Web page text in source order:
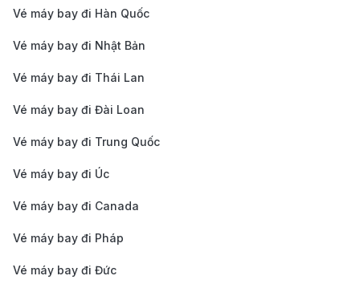
tháng 9 - tháng 11. Ngược lại, mùa thấp điểm có
dừng thường có giá rẻ hơn so với chuyến bay có ít
điểm dừng. Tuy nhiên, tổng thời gian bay sẽ dài
hơn, nên bạn cần cân nhắc giữa giá vé và thời gian
đi Thâm Quyến giá rẻ
nhiều lựa chọn với giá tốt hơn. Tránh đặt sát ngày
Vé máy bay đi Hàn Quốc
Vé máy bay đi Nhật Bản
Vé máy bay đi Thái Lan
Vé máy bay đi Đài Loan
Vé máy bay đi Trung Quốc
Vé máy bay đi Úc
Vé máy bay đi Canada
Vé máy bay đi Pháp
Vé máy bay đi Đức